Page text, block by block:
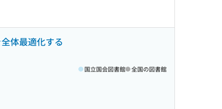
体最適化する
国立国会図書館 全国の図書館